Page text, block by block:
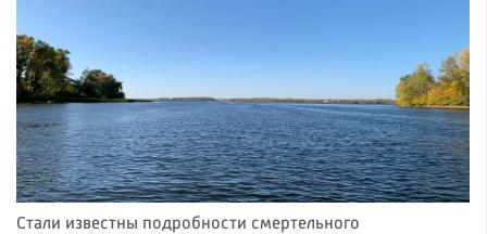
Стали известны подробности смертельного